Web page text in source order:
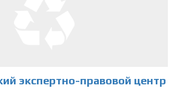
экспертно-правовой центр